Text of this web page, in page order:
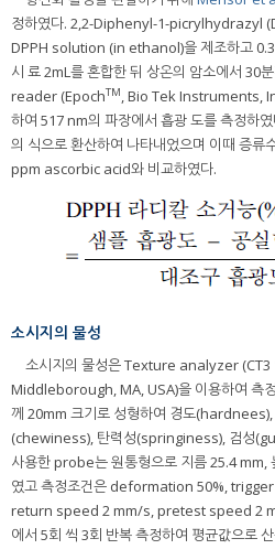
정하였다. 2,2-Diphenyl-1-picrylhydrazyl
DPPH solution (in ethanol)을 제조하고
시 료 2mL를 혼합한 뒤 상온의 암소에서 30
reader (EpochTM, Bio Tek Instruments,
하여 517 nm의 파장에서 흡광 도를 측정하
의 식으로 환산하여 나타내었으며 이때 증
ppm ascorbic acid와 비교하였다.
소시지의 물성
소시지의 물성은 Texture analyzer
Middleborough, MA, USA)을 이용하여 측
께 20mm 크기로 성형하여 경도
(chewiness), 탄력성(springiness), 검성
사용한 probe는 원통형으로 지름 25.4
였고 측정조건은 deformation 50%,
return speed 2 mm/s, pretest speed 2
에서 5회 씩 3회 반복 측정하여 평균값으로